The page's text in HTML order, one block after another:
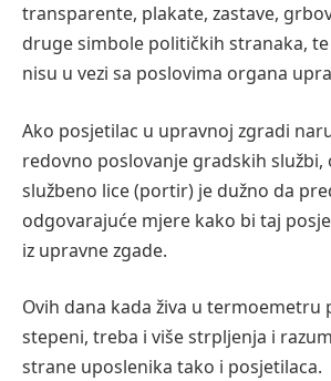
transparente, plakate, zastave,
druge simbole političkih stranaka,
nisu u vezi sa poslovima organa
Ako posjetilac u upravnoj zgradi
redovno poslovanje gradskih službi,
službeno lice (portir) je dužno da
odgovarajuće mjere kako bi taj
iz upravne zgade.
Ovih dana kada živa u termoemetru
stepeni, treba i više strpljenja i
strane uposlenika tako i posjetilaca.